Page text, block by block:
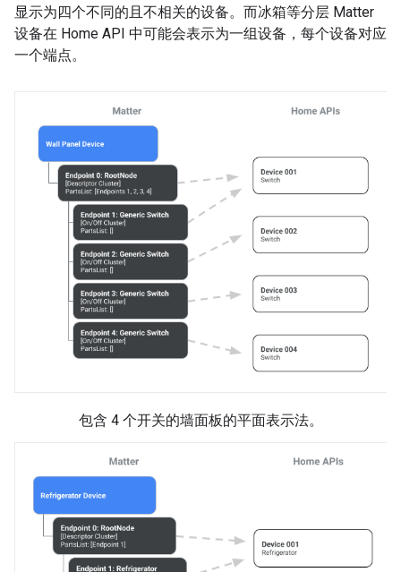
显示为四个不同的且不相关的设备。而冰箱等分层 Matter
设备在 Home API 中可能会表示为一组设备，每个设备对应
一个端点。
包含 4 个开关的墙面板的平面表示法。